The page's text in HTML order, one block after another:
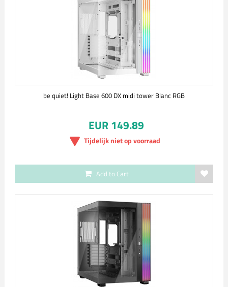
be quiet! Light Base 600 DX midi tower Blanc RGB
EUR 149.89
Tijdelijk niet op voorraad
Add to Cart